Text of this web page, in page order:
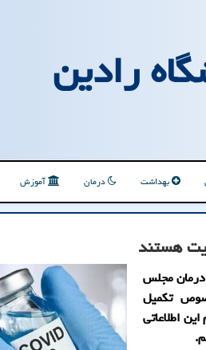
رادین
بهداشت درمان آموزش
هستند
مجلس
تکمیل
اطلاعاتی